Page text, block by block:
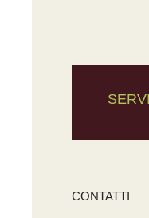
CONTATTI